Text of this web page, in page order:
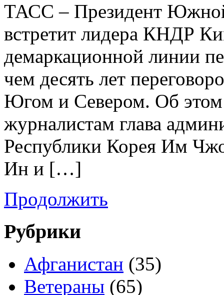
ТАСС – Президент
встретит лидера КНДР
демаркационной линии
чем десять лет
Югом и Севером. Об этом
журналистам глава
Республики Корея Им
Ин и […]
Продолжить
Рубрики
Афганистан (35)
Ветераны (65)